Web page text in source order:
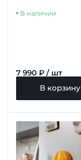
В наличии
7 990 ₽ / шт
В корзину